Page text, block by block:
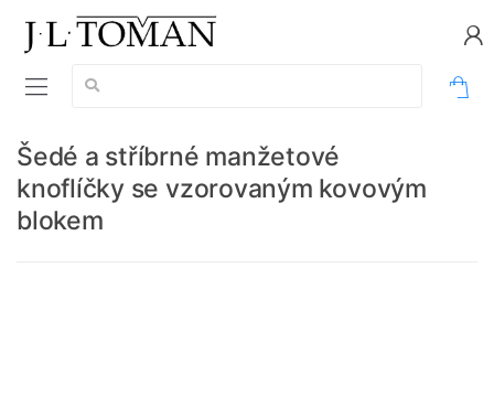
Vyhledávání:
Šedé a stříbrné manžetové
knoflíčky se vzorovaným kovovým
blokem